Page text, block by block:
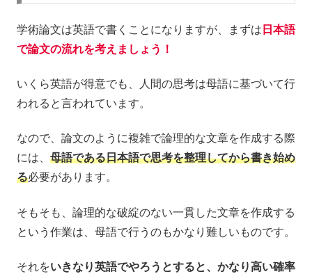
学術論文は英語で書くことになりますが、まずは 日本語
で論文の流れを考えましょう！
いくら英語が得意でも、人間の思考は母語に基づいて行
われると言われています。
なので、論文のように複雑で論理的な文章を作成する際
には、 母語である日本語で思考を整理してから書き始め
る必要があります。
そもそも、論理的な破綻のない一貫した文章を作成する
という作業は、母語で行うのもかなり難しいものです。
それをいきなり英語でやろうとすると、かなり高い確率